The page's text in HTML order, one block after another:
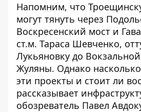
Напомним, что
могут тянуть через
Воскресенский мост и
ст.м. Тараса Шевченко,
Лукьяновку до
Жуляны. Однако
эти проекты и стоит ли
рассказывает
обозреватель Павел